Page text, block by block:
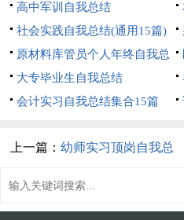
高中军训自我总结
社会实践自我总结(通用15篇)
原材料库管员个人年终自我总
结大专毕业生自我总结
会计实习自我总结集合15篇
上一篇：幼师实习顶岗自我总